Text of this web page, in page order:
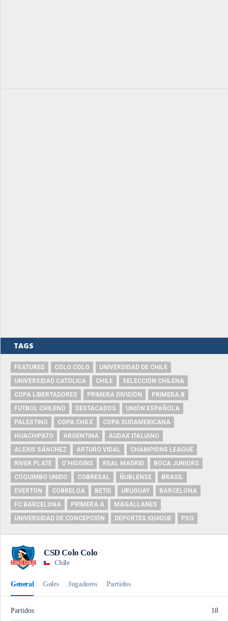
TAGS
FEATURED COLO COLO
UNIVERSIDAD DE CHILE
UNIVERSIDAD CATÓLICA
CHILE
SELECCIÓN CHILENA
COPA LIBERTADORES
PRIMERA DIVISIÓN
PRIMERA B
FUTBOL CHILENO
DESTACADOS
UNIÓN ESPAÑOLA
PALESTINO
COPA CHILE
COPA SUDAMERICANA
HUACHIPATO
ARGENTINA
AUDAX ITALIANO
ALEXIS SÁNCHEZ
ARTURO VIDAL
CHAMPIONS LEAGUE
RIVER PLATE
O'HIGGINS REAL MADRID
BOCA JUNIORS
COQUIMBO UNIDO
COBRESAL ÑUBLENSE
BRASIL
EVERTON
COBRELOA BETIS URUGUAY
BARCELONA
FC BARCELONA
PRIMERA A
MAGALLANES
UNIVERSIDAD DE CONCEPCIÓN
DEPORTES IQUIQUE PSG